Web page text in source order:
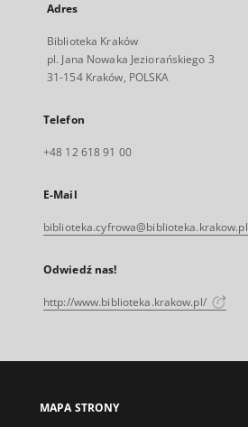
Adres
Biblioteka Kraków
pl. Jana Nowaka Jeziorańskiego 3
31-154 Kraków, POLSKA
Telefon
+48 12 618 91 00
E-Mail
biblioteka.cyfrowa@biblioteka.krakow.pl
Odwiedź nas!
http://www.biblioteka.krakow.pl/
MAPA STRONY